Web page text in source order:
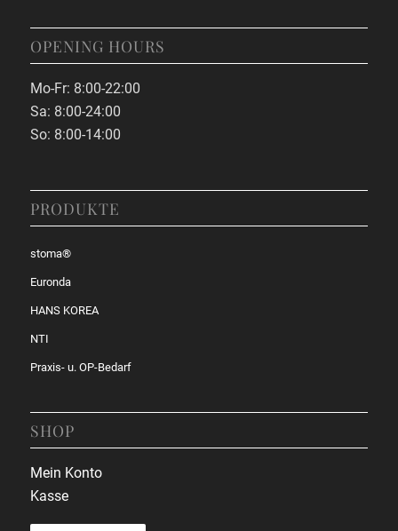
OPENING HOURS
Mo-Fr: 8:00-22:00
Sa: 8:00-24:00
So: 8:00-14:00
PRODUKTE
stoma®
Euronda
HANS KOREA
NTI
Praxis- u. OP-Bedarf
SHOP
Mein Konto
Kasse